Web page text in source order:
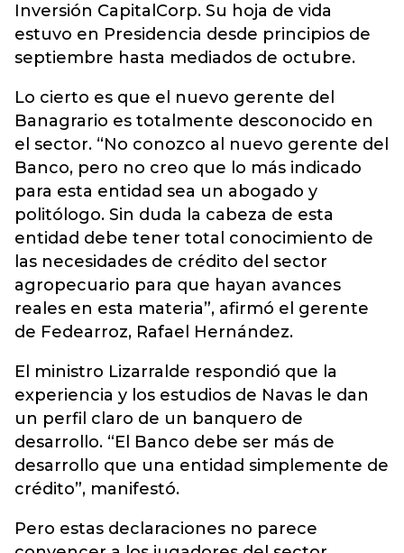
Inversión CapitalCorp. Su hoja de vida
estuvo en Presidencia desde principios de
septiembre hasta mediados de octubre.
Lo cierto es que el nuevo gerente del
Banagrario es totalmente desconocido en
el sector. “No conozco al nuevo gerente del
Banco, pero no creo que lo más indicado
para esta entidad sea un abogado y
politólogo. Sin duda la cabeza de esta
entidad debe tener total conocimiento de
las necesidades de crédito del sector
agropecuario para que hayan avances
reales en esta materia”, afirmó el gerente
de Fedearroz, Rafael Hernández.
El ministro Lizarralde respondió que la
experiencia y los estudios de Navas le dan
un perfil claro de un banquero de
desarrollo. “El Banco debe ser más de
desarrollo que una entidad simplemente de
crédito”, manifestó.
Pero estas declaraciones no parece